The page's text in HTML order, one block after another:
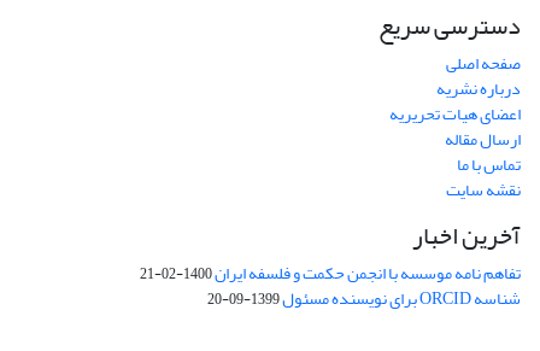
دسترسی سریع
صفحه اصلی
درباره نشریه
اعضای هیات تحریریه
ارسال مقاله
تماس با ما
نقشه سایت
آخرین اخبار
تفاهم نامه موسسه با انجمن حکمت و فلسفه ایران1400-02-21
شناسه ORCID برای نویسنده مسئول 1399-09-20